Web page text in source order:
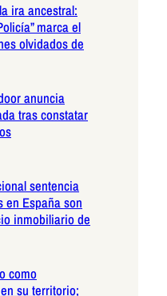
ira ancestral:
marca el
olvidados de
anuncia
tras constatar
sentencia
en España son
inmobiliario de
como
su territorio;